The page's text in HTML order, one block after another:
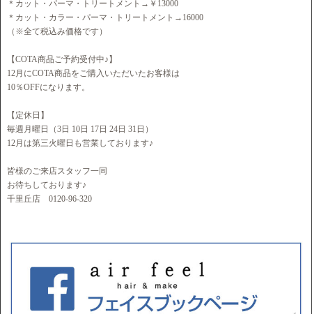
＊カット・パーマ・トリートメント→￥13000
＊カット・カラー・パーマ・トリートメント→16000
（※全て税込み価格です）
【COTA商品ご予約受付中♪】
12月にCOTA商品をご購入いただいたお客様は
10％OFFになります。
【定休日】
毎週月曜日（3日 10日 17日 24日 31日）
12月は第三火曜日も営業しております♪
皆様のご来店スタッフ一同
お待ちしております♪
千里丘店 0120-96-320